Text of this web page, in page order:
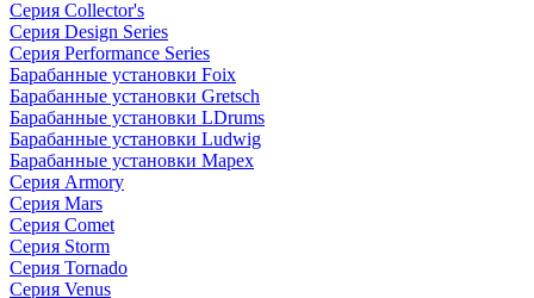
Серия Collector's
Серия Design Series
Серия Performance Series
Барабанные установки Foix
Барабанные установки Gretsch
Барабанные установки LDrums
Барабанные установки Ludwig
Барабанные установки Mapex
Серия Armory
Серия Mars
Серия Comet
Серия Storm
Серия Tornado
Серия Venus